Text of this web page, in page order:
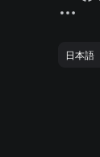
日本語